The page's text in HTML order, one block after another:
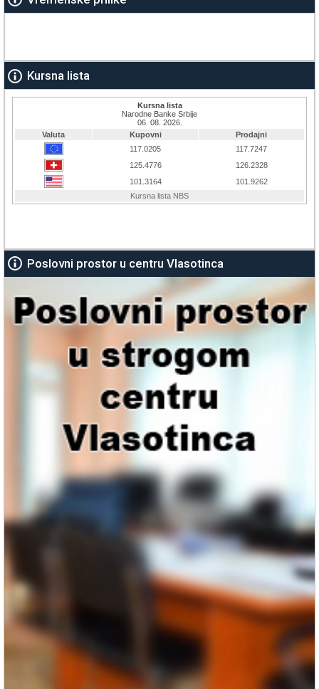
Kursna lista
Poslovni prostor u centru Vlasotinca